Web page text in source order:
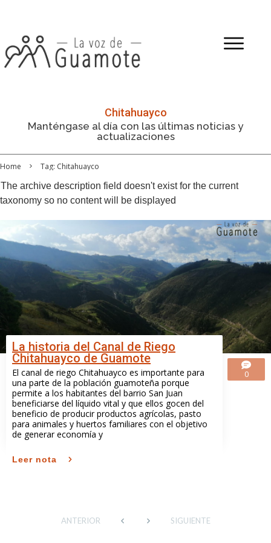
Chitahuayco
Manténgase al día con las últimas noticias y
actualizaciones
Home
Tag: Chitahuayco
The archive description field doesn't exist for the current
taxonomy so no content will be displayed
La historia del Canal de Riego
Chitahuayco de Guamote
El canal de riego Chitahuayco es importante para
una parte de la población guamoteña porque
permite a los habitantes del barrio San Juan
beneficiarse del líquido vital y que ellos gocen del
beneficio de producir productos agrícolas, pasto
para animales y huertos familiares con el objetivo
de generar economía y
Leer nota
0
ANTERIOR SIGUIENTE